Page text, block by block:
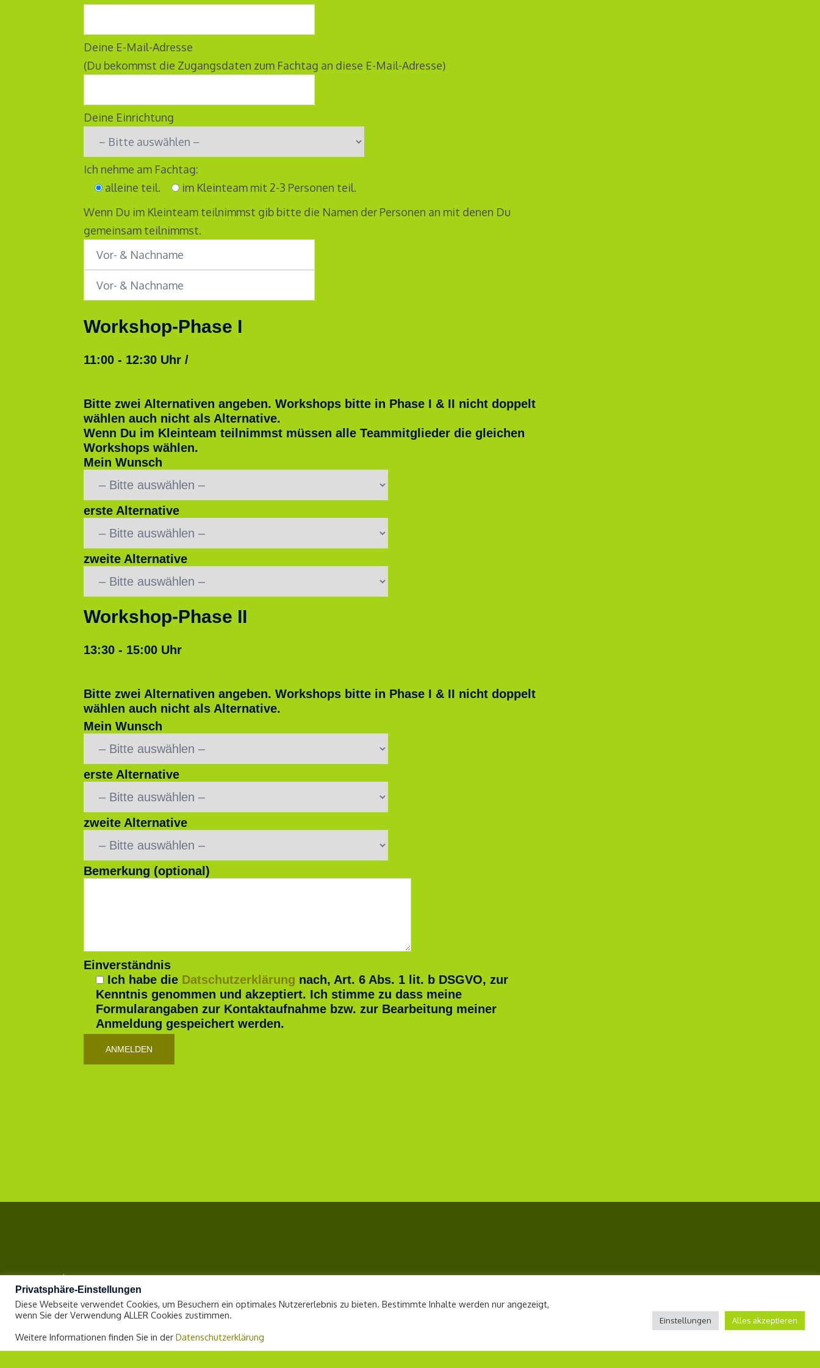
Deine E-Mail-Adresse
(Du bekommst die Zugangsdaten zum Fachtag an diese E-Mail-Adresse)
Deine Einrichtung
Ich nehme am Fachtag:
alleine teil.
im Kleinteam mit 2-3 Personen teil.
Wenn Du im Kleinteam teilnimmst gib bitte die Namen der Personen an mit denen Du
gemeinsam teilnimmst.
Workshop-Phase I
11:00 - 12:30 Uhr /
Bitte zwei Alternativen angeben. Workshops bitte in Phase I & II nicht doppelt
wählen auch nicht als Alternative.
Wenn Du im Kleinteam teilnimmst müssen alle Teammitglieder die gleichen
Workshops wählen.
Mein Wunsch
erste Alternative
zweite Alternative
Workshop-Phase II
13:30 - 15:00 Uhr
Bitte zwei Alternativen angeben. Workshops bitte in Phase I & II nicht doppelt
wählen auch nicht als Alternative.
Mein Wunsch
erste Alternative
zweite Alternative
Bemerkung (optional)
Einverständnis
Ich habe die Datschutzerklärung nach, Art. 6 Abs. 1 lit. b DSGVO, zur
Kenntnis genommen und akzeptiert. Ich stimme zu dass meine
Formularangaben zur Kontaktaufnahme bzw. zur Bearbeitung meiner
Anmeldung gespeichert werden.
Impressum
Datenschutzerklärung
Privatsphäre-Einstellungen
Diese Webseite verwendet Cookies, um Besuchern ein optimales Nutzererlebnis zu bieten. Bestimmte Inhalte werden nur angezeigt,
wenn Sie der Verwendung ALLER Cookies zustimmen.
Weitere Informationen finden Sie in der Datenschutzerklärung
Einstellungen Alles akzeptieren